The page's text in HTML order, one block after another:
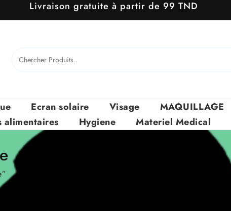
Livraison gratuite à partir de 99 TND
Ecran solaire Visage MAQUILLAGE
alimentaires
Hygiene Materiel Medical